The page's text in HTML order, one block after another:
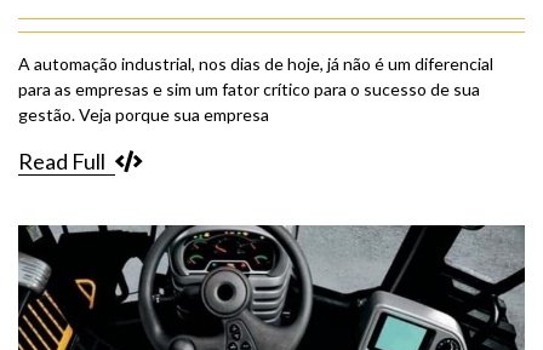
A automação industrial, nos dias de hoje, já não é um diferencial
para as empresas e sim um fator crítico para o sucesso de sua
gestão. Veja porque sua empresa
Read Full